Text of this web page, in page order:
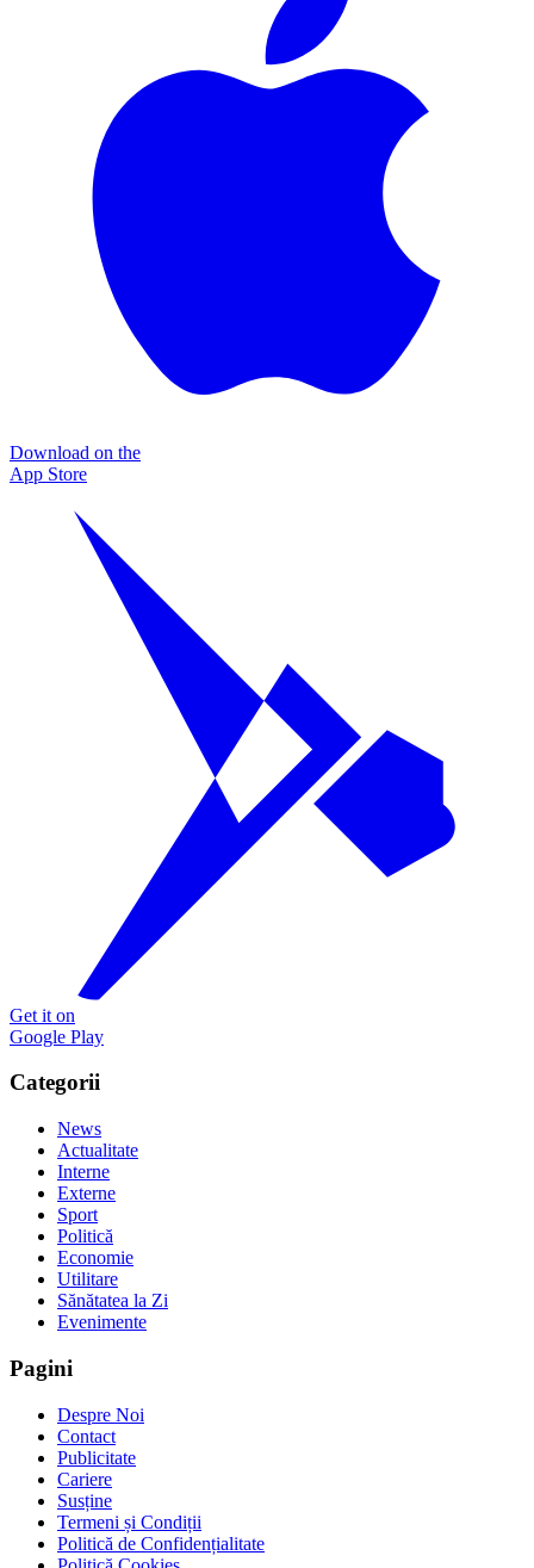
Download on the
App Store
Get it on
Google Play
Categorii
News
Actualitate
Interne
Externe
Sport
Politică
Economie
Utilitare
Sănătatea la Zi
Evenimente
Pagini
Despre Noi
Contact
Publicitate
Cariere
Susține
Termeni și Condiții
Politică de Confidențialitate